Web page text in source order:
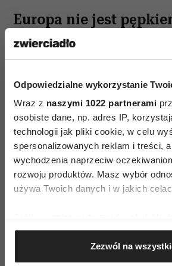
Odpowiedzialne wykorzystanie
Wraz z naszymi 1022 partnerami
osobiste dane, np. adres IP,
technologii jak pliki cookie, w celu
spersonalizowanych reklam i treści,
wychodzenia naprzeciw
rozwoju produktów. Masz wybór
używa Twoich danych i w jakich
Gromadzić dane dotyczące
geograficznej z dokładnością
Identyfikować Twoje
Zezwól na
Europa nie jest
Wśród 38 najmodniejszych
dziesiątce znalazły się tylko
pierwszej dwudziestce jest ich
miejsce przypadło w rankingu
Zabłociu.
Modny zakątek Krakowa
organizatorów wieloma
innymi fabryką Oskara
kawiarnią będącą jednocześnie
String Taste Electric Guitars